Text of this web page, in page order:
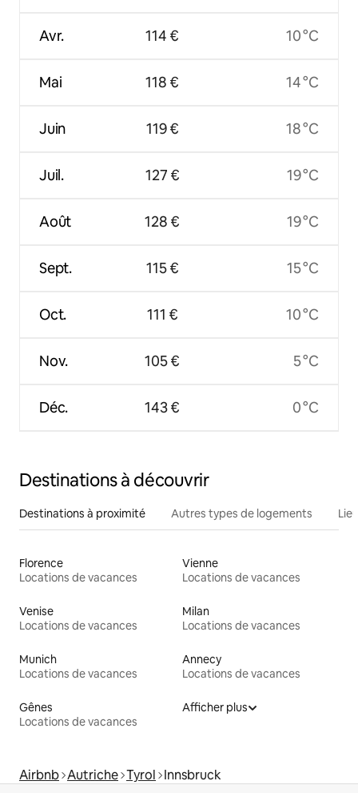
Avr.
Mai
Juin
Juil.
Août
Sept.
Oct.
Nov.
Déc.
114 €
118 €
119 €
127 €
128 €
115 €
111 €
105 €
143 €
10 °C
14 °C
18 °C
19 °C
19 °C
15 °C
10 °C
5 °C
0 °C
Destinations à découvrir
Destinations à proximité Autres types de logements
Florence
Locations de vacances
Vienne
Locations de vacances
Venise
Locations de vacances
Milan
Locations de vacances
Munich
Locations de vacances
Annecy
Locations de vacances
Gênes
Locations de vacances
Afficher plus
Airbnb Autriche Tyrol Innsbruck